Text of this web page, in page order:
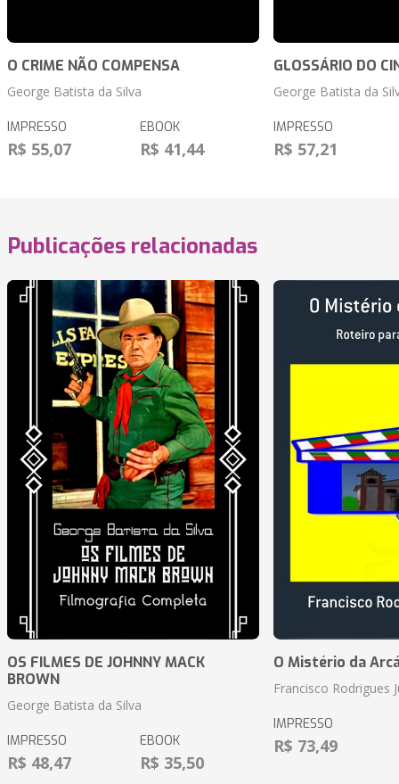
O CRIME NÃO COMPENSA
George Batista da Silva
IMPRESSO
R$ 55,07
EBOOK
R$ 41,44
GLOSSÁRIO DO
George Batista da
IMPRESSO
R$ 57,21
Publicações relacionadas
OS FILMES DE JOHNNY MACK
BROWN
George Batista da Silva
IMPRESSO
R$ 48,47
EBOOK
R$ 35,50
O Mistério da
Francisco Rodrigues
IMPRESSO
R$ 73,49